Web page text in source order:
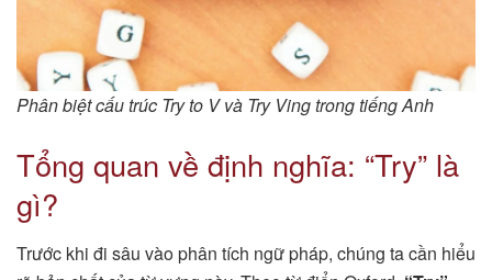
Phân biệt cấu trúc Try to V và Try Ving trong tiếng Anh
Tổng quan về định nghĩa: “Try” là
gì?
Trước khi đi sâu vào phân tích ngữ pháp, chúng ta cần hiểu